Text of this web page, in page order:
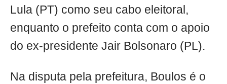
Lula (PT) como seu cabo eleitoral,
enquanto o prefeito conta com o apoio
do ex-presidente Jair Bolsonaro (PL).
Na disputa pela prefeitura, Boulos é o